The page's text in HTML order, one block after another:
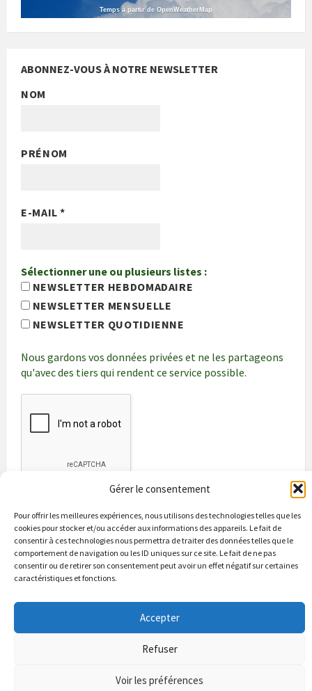
Gérer le consentement
Pour offrir les meilleures expériences, nous utilisons des technologies telles que les
cookies pour stocker et/ou accéder aux informations des appareils. Le fait de
consentir à ces technologies nous permettra de traiter des données telles que le
comportement de navigation ou les ID uniques sur ce site. Le fait de ne pas
consentir ou de retirer son consentement peut avoir un effet négatif sur certaines
caractéristiques et fonctions.
Accepter
Refuser
Voir les préférences
Temps à partir de OpenWeatherMap
ABONNEZ-VOUS À NOTRE NEWSLETTER
NOM
PRÉNOM
E-MAIL*
Sélectionner une ou plusieurs listes :
NEWSLETTER HEBDOMADAIRE
NEWSLETTER MENSUELLE
NEWSLETTER QUOTIDIENNE
Nous gardons vos données privées et ne les partageons
qu'avec des tiers qui rendent ce service possible.
Les bonnes adresses
Contacts & renseignements
© 2026 Site officiel de la commune de Puycapel dans le Cantal
Conformité à la loi RGPD
Puycapel.fr utilise des cookies pour améliorer les performance et